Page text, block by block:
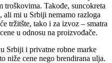
troškovima. Takođe, suncokreta
ali mi u Srbiji nemamo razloga
tržitšte, tako i za izvoz – smatra
u odnosu na proizvođače.
Srbiji i privatne robne marke
niže cene nego brendirana ulja.